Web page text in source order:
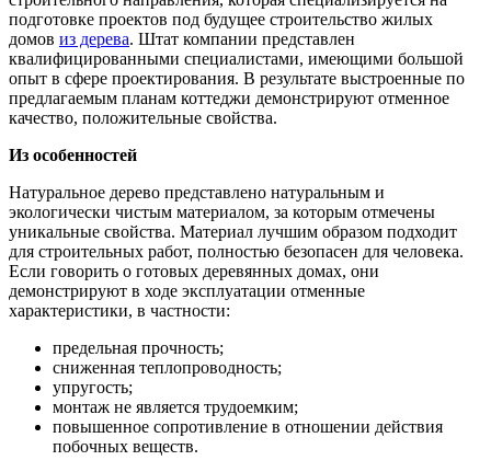
подготовке проектов под будущее строительство жилых
домов из дерева. Штат компании представлен
квалифицированными специалистами, имеющими большой
опыт в сфере проектирования. В результате выстроенные по
предлагаемым планам коттеджи демонстрируют отменное
качество, положительные свойства.
Из особенностей
Натуральное дерево представлено натуральным и
экологически чистым материалом, за которым отмечены
уникальные свойства. Материал лучшим образом подходит
для строительных работ, полностью безопасен для человека.
Если говорить о готовых деревянных домах, они
демонстрируют в ходе эксплуатации отменные
характеристики, в частности:
предельная прочность;
сниженная теплопроводность;
упругость;
монтаж не является трудоемким;
повышенное сопротивление в отношении действия
побочных веществ.